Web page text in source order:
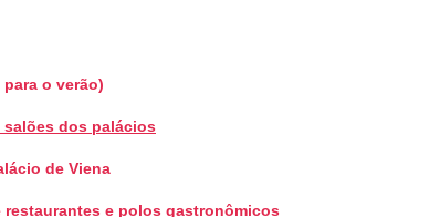
o verão)
salões dos palácios
de Viena
e polos gastronômicos